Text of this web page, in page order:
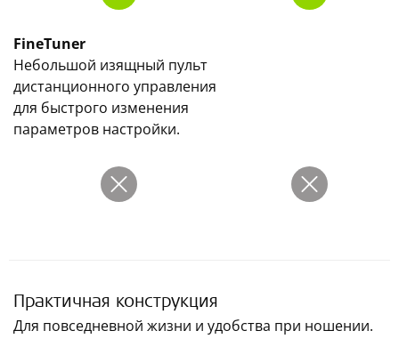
FineTuner
Небольшой изящный пульт
дистанционного управления
для быстрого изменения
параметров настройки.
Практичная конструкция
Для повседневной жизни и удобства при ношении.